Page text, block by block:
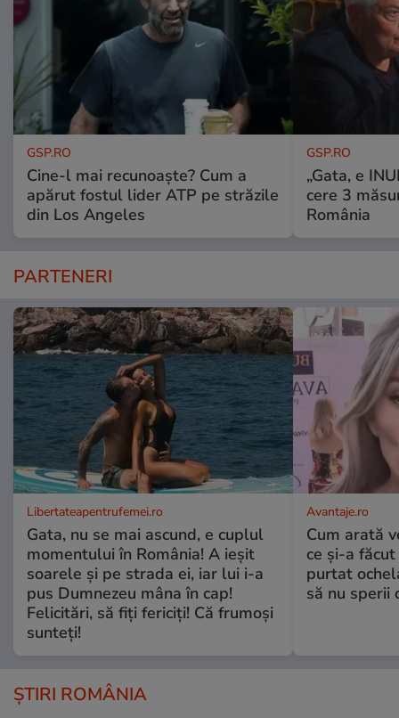
GSP.RO
Cine-l mai recunoaște? Cum a
apărut fostul lider ATP pe străzile
din Los Angeles
GSP.RO
„Gata, e
cere 3
România
PARTENERI
Libertateapentrufemei.ro
Gata, nu se mai ascund, e cuplul
momentului în România! A ieșit
soarele și pe strada ei, iar lui i-a
pus Dumnezeu mâna în cap!
Felicitări, să fiți fericiți! Că frumoși
sunteți!
Avantaje.ro
Cum arată
ce și-a
purtat
să nu sperii
ȘTIRI ROMÂNIA